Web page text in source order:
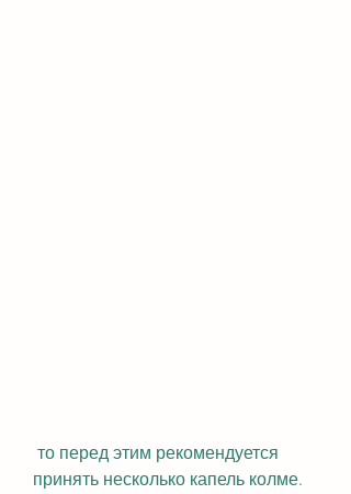
принять несколько капель колме.